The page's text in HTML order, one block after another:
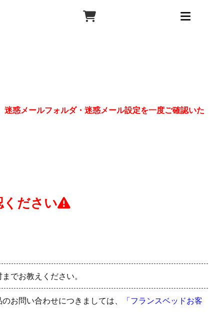
惑メールフォルダ・迷惑メール設定を一度ご確認いた
ください
でお教えください。
お問い合わせにつきましては、 「フランスベッドお客